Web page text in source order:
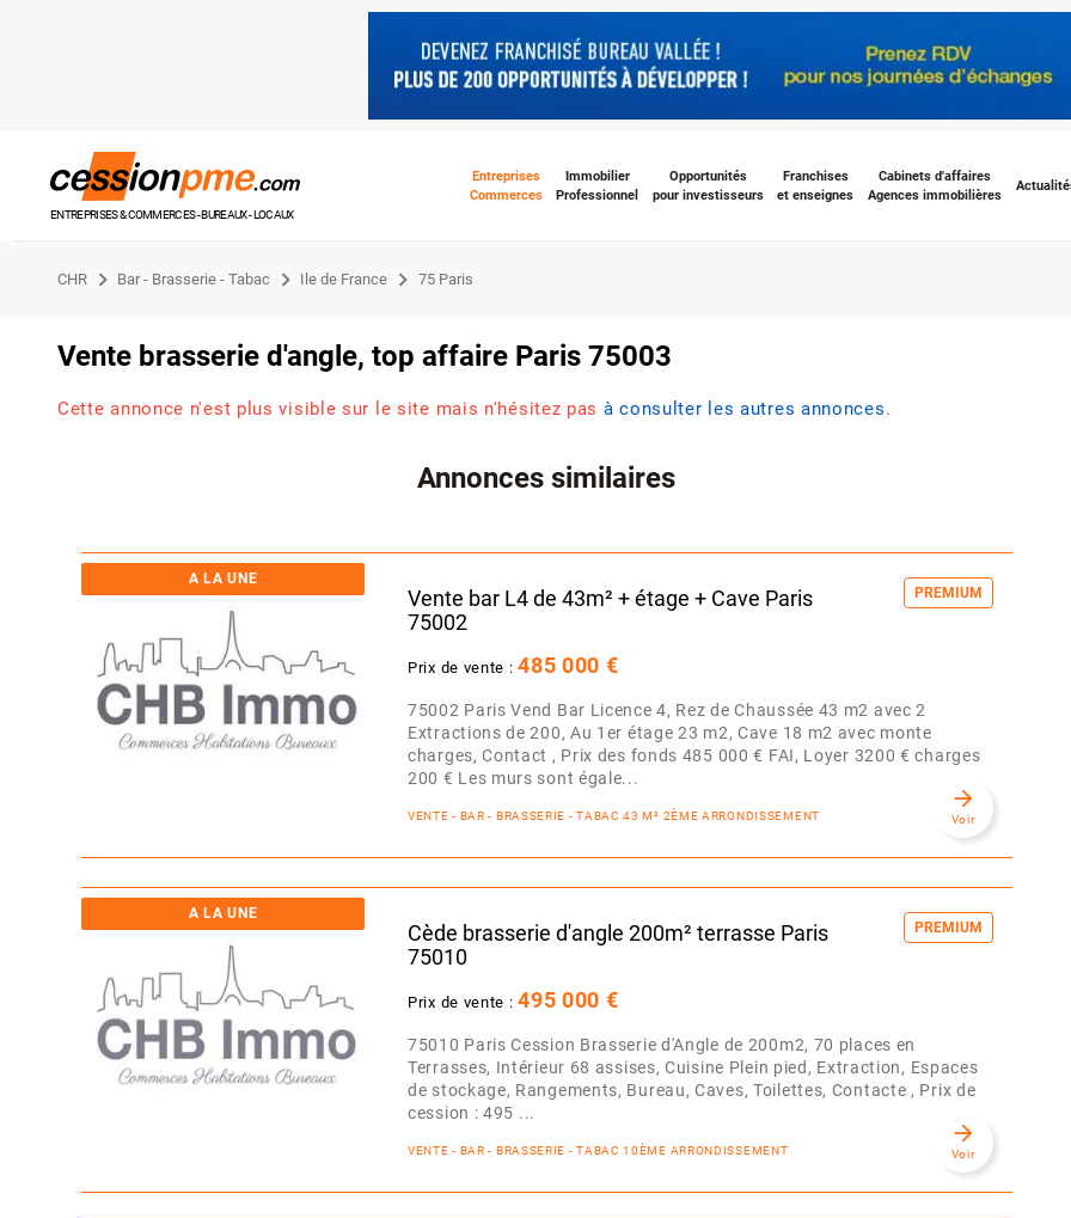
ENTREPRISES & COMMERCES - BUREAUX - LOCAUX
Entreprises
Commerces
Immobilier
Professionnel
Opportunités
pour investisseurs
Franchises
et enseignes
Cabinets d'affaires
Agences immobilières
CHR Bar - Brasserie - Tabac Ile de France 75 Paris
Vente brasserie d'angle, top affaire Paris 75003
Cette annonce n'est plus visible sur le site mais n'hésitez pas à consulter les autres annonces.
Annonces similaires
A LA UNE
PREMIUM
Vente bar L4 de 43m² + étage + Cave Paris
75002
Prix de vente :485 000 €
75002 Paris Vend Bar Licence 4, Rez de Chaussée 43 m2 avec 2
Extractions de 200, Au 1er étage 23 m2, Cave 18 m2 avec monte
charges, Contact , Prix des fonds 485 000 € FAI, Loyer 3200 € charges
200 € Les murs sont égale...
VENTE - BAR - BRASSERIE - TABAC 43 M² 2ÈME ARRONDISSEMENT
arrow_forward
Voir
A LA UNE
PREMIUM
Cède brasserie d'angle 200m² terrasse Paris
75010
Prix de vente :495 000 €
75010 Paris Cession Brasserie d'Angle de 200m2, 70 places en
Terrasses, Intérieur 68 assises, Cuisine Plein pied, Extraction, Espaces
de stockage, Rangements, Bureau, Caves, Toilettes, Contacte , Prix de
cession : 495 ...
VENTE - BAR - BRASSERIE - TABAC 10ÈME ARRONDISSEMENT
arrow_forward
Voir